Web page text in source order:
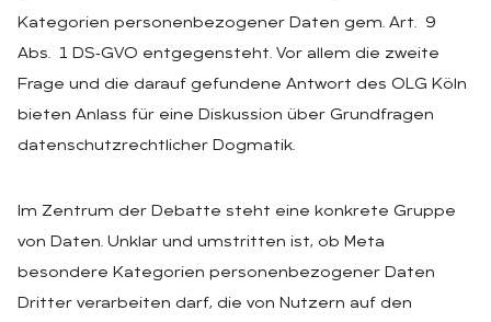
Kategorien personenbezogener Daten gem. Art. 9
Abs. 1 DS‑GVO entgegensteht. Vor allem die zweite
Frage und die darauf gefundene Antwort des OLG Köln
bieten Anlass für eine Diskussion über Grundfragen
datenschutzrechtlicher Dogmatik.
Im Zentrum der Debatte steht eine konkrete Gruppe
von Daten. Unklar und umstritten ist, ob Meta
besondere Kategorien personenbezogener Daten
Dritter verarbeiten darf, die von Nutzern auf den